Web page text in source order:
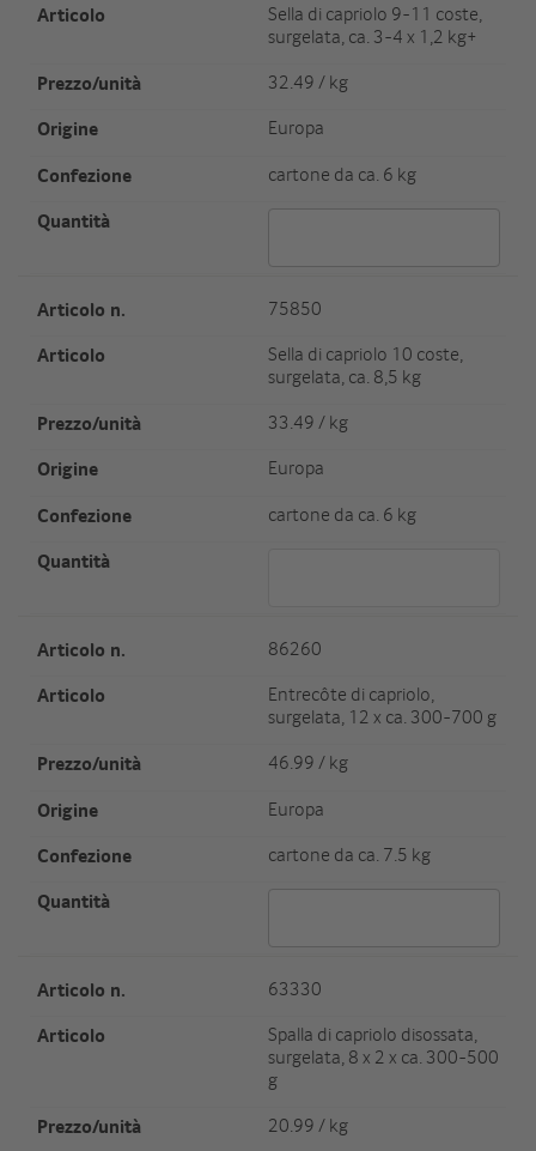
Artikel
Sella di capriolo 9-11 coste,
surgelata, ca. 3-4 x 1,2 kg+
Preis/Einheit
32.49 / kg
Herkunft
Europa
Verpackungseinheit/Gewicht
cartone da ca. 6 kg
Artikel Nr.
75850
Artikel
Sella di capriolo 10 coste,
surgelata, ca. 8,5 kg
Preis/Einheit
33.49 / kg
Herkunft
Europa
Verpackungseinheit/Gewicht
cartone da ca. 6 kg
Artikel Nr.
86260
Artikel
Entrecôte di capriolo,
surgelata, 12 x ca. 300-700 g
Preis/Einheit
46.99 / kg
Herkunft
Europa
Verpackungseinheit/Gewicht
cartone da ca. 7.5 kg
Artikel Nr.
63330
Artikel
Spalla di capriolo disossata,
surgelata, 8 x 2 x ca. 300-500
g
Preis/Einheit
20.99 / kg